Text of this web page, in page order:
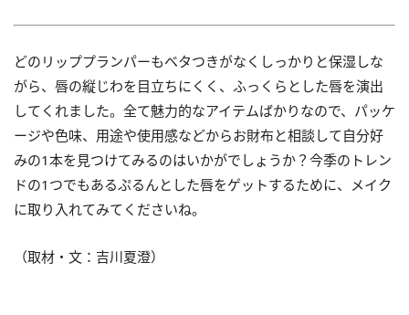
どのリッププランパーもベタつきがなくしっかりと保湿しな
がら、唇の縦じわを目立ちにくく、ふっくらとした唇を演出
してくれました。全て魅力的なアイテムばかりなので、パッケ
ージや色味、用途や使用感などからお財布と相談して自分好
みの1本を見つけてみるのはいかがでしょうか？今季のトレン
ドの1つでもあるぷるんとした唇をゲットするために、メイク
に取り入れてみてくださいね。
（取材・文： 吉川夏澄）